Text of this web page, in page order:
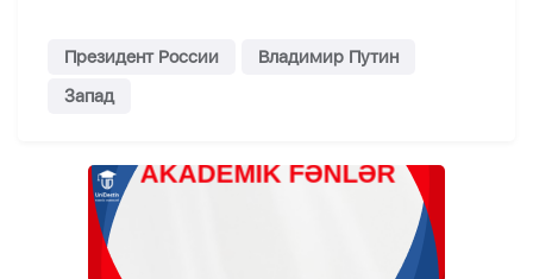
Президент России
Владимир Путин
Запад